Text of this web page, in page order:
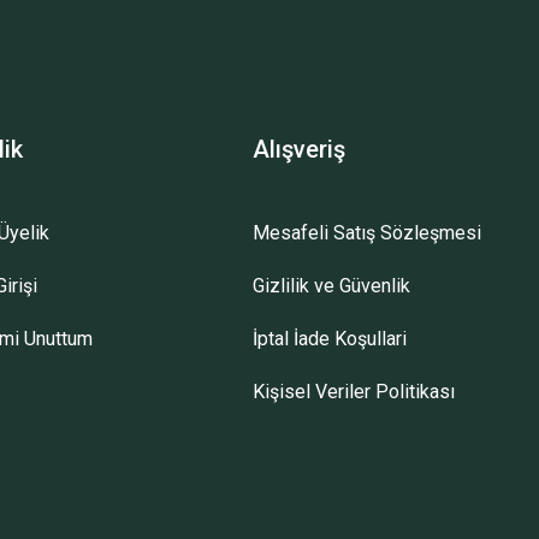
Unuttum
Alışveriş
Mesafeli Satış Sözleşmesi
Gizlilik ve Güvenlik
İptal İade Koşullari
Kişisel Veriler Politikası